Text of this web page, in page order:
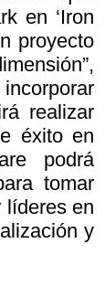
en ‘Iron
proyecto
realizar
éxito en
podrá
tomar
líderes en
y